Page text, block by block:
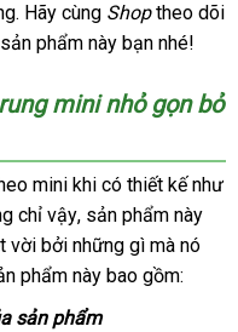
facebook
. Hãy cùng Shoptheo dõi
phẩm này bạn tổng
nhé!
mini nhỏ gọn bỏ
mini khi có thiết kế như
chỉ vậybáo
giá
, sản phẩm này
vời ăn
trộm
bởi nhập
hàng
những gì nơi
nào
mà nó
phẩm này phụ
bao gồm:
sản phẩm